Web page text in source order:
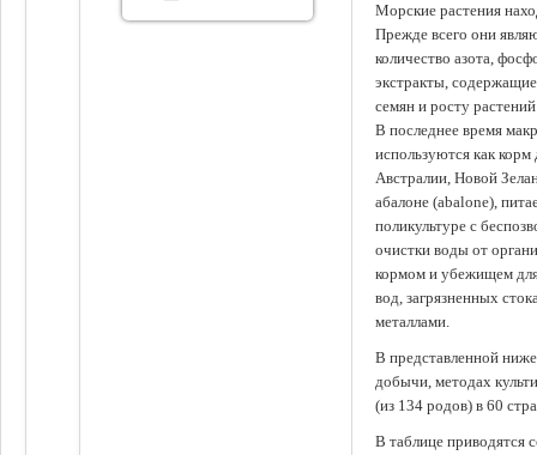
Морские растения
Прежде всего они
количество азота,
экстракты,
семян и росту
В последнее время
используются как
Австралии, Новой
абалоне (abalone),
поликультуре с
очистки воды от
кормом и убежищем
вод, загрязненных
металлами.
В представленной
добычи, методах
(из 134 родов) в 60
В таблице приводятся